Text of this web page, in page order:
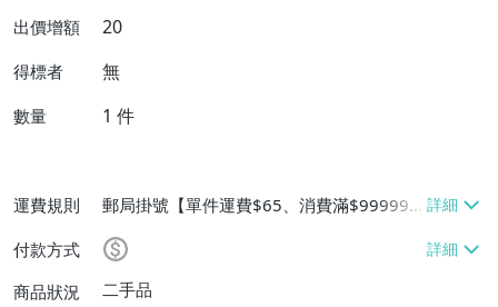
出價增額 20
得標者 無
數量 1 件
運費規則
郵局掛號【單件運費$65、消費滿$999999
免運費】
付款方式
商品狀況
二手品